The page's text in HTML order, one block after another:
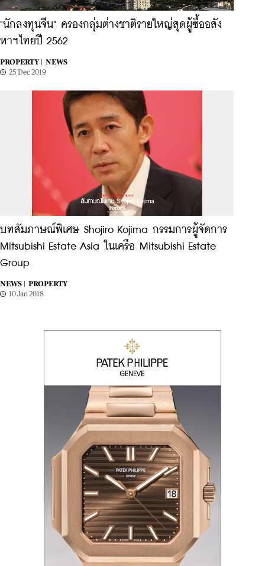
"นักลงทุนจีน" ครองกลุ่มต่างชาติรายใหญ่สุดผู้ซื้ออสัง
หาฯไทยปี 2562
PROPERTY |
NEWS
25 Dec 2019
บทสัมภาษณ์พิเศษ Shojiro Kojima กรรมการผู้จัดการ
Mitsubishi Estate Asia ในเครือ Mitsubishi Estate
Group
NEWS |
PROPERTY
10 Jan 2018